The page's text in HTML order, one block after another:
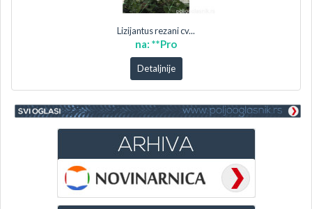
Lizijantus rezani cv...
na: **Pro
Detaljnije